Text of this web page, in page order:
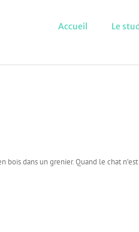
Accueil Le
dans un grenier. Quand le chat